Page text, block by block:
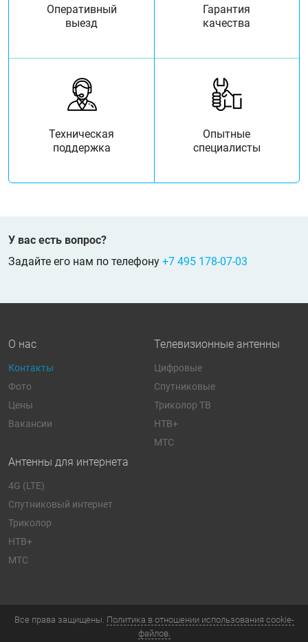
Оперативный
выезд
Гарантия
качества
Техническая
поддержка
Опытные
специалисты
У вас есть вопрос?
Задайте его нам по телефону +7 495 178-07-03
О нас
Контакты
Фото
Цены
Вакансии
Телевизионные антенны
Цифровые
Спутниковые
Триколор ТВ
НТВ+
МТС
Антенны для интернета
4G (LTE)
Спутниковый интернет
Триколор
НТВ+
МТС
Все права защищены. Политика в отношении использования cookie-
файлов.